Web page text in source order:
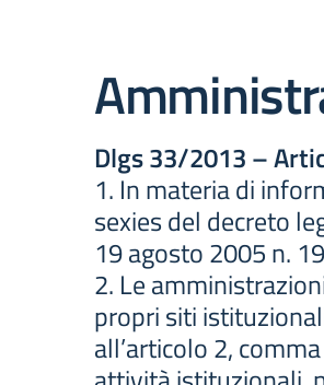
Dlgs 33/2013 –
1. In materia di
sexies del decreto
19 agosto 2005 n.
2. Le
propri siti
all’articolo 2,